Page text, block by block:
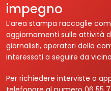
Area Stampa
impegno
L’area stampa raccoglie
aggiornamenti sulle attività
giornalisti, operatori della
interessati a seguire da
Per richiedere interviste o